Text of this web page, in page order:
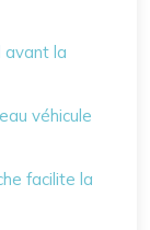
avant la
véhicule
facilite la